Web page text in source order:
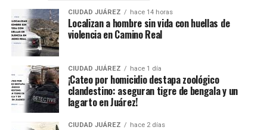
Los policías activaron de inmediato el protocolo de
protección para menores y trasladaron al adolescente al
Centro de Detención Zona Sur, donde fue revisado por
un médico que confirmó que se encontraba en buenas
condiciones de salud.
Posteriormente fue puesto a disposición de la Unidad de
Niñas, Niños y Adolescentes (UNNA), mientras la
Agencia Estatal de Investigación inició los trámites para
CIUDAD JUÁREZ hace 14 horas
Localizan a hombre sin vida con huellas de
violencia en Camino Real
CIUDAD JUÁREZ hace 1 día
¡Cateo por homicidio destapa zoológico
clandestino: aseguran tigre de bengala y un
lagarto en Juárez!
CIUDAD JUÁREZ hace 2 días